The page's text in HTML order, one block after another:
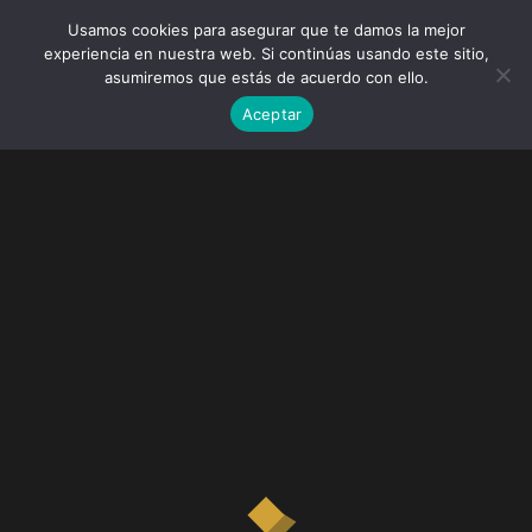
Usamos cookies para asegurar que te damos la mejor
experiencia en nuestra web. Si continúas usando este sitio,
asumiremos que estás de acuerdo con ello.
Aceptar